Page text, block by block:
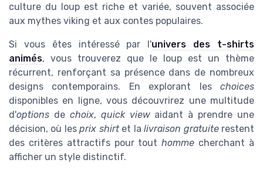
culture du loup est riche et variée, souvent associée
aux mythes viking et aux contes populaires.
Si vous êtes intéressé par l'univers des t-shirts
animés, vous trouverez que le loup est un thème
récurrent, renforçant sa présence dans de nombreux
designs contemporains. En explorant les choices
disponibles en ligne, vous découvrirez une multitude
d'options de choix, quick viewaidant à prendre une
décision, où lesprix shirtet lalivraison gratuiterestent
des critères attractifs pour touthomme cherchant à
afficher un style distinctif.